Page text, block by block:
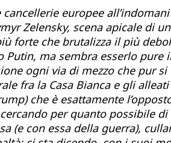
cancellerie europee
Zelensky, scena apicale
forte che brutalizza il più
ma sembra esserlo
ogni via di mezzo che pur
fra la Casa Bianca e gli
che è esattamente
per quanto possibile
(e con essa della guerra),